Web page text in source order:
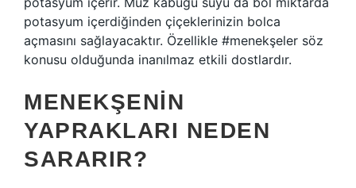
potasyum içerdiğinden çiçeklerinizin bolca
açmasını sağlayacaktır. Özellikle #menekşeler söz
konusu olduğunda inanılmaz etkili dostlardır.
MENEKŞENIN
YAPRAKLARI NEDEN
SARARIR?